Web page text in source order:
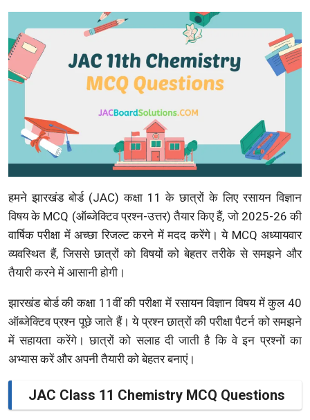
हमने झारखंड बोर्ड (JAC) कक्षा 11 के छात्रों के लिए रसायन विज्ञान
विषय के MCQ (ऑब्जेक्टिव प्रश्न-उत्तर) तैयार किए हैं, जो 2025-26 की
वार्षिक परीक्षा में अच्छा रिजल्ट करने में मदद करेंगे। ये MCQ अध्यायवार
व्यवस्थित हैं, जिससे छात्रों को विषयों को बेहतर तरीके से समझने और
तैयारी करने में आसानी होगी।
झारखंड बोर्ड की कक्षा 11वीं की परीक्षा में रसायन विज्ञान विषय में कुल 40
ऑब्जेक्टिव प्रश्न पूछे जाते हैं। ये प्रश्न छात्रों की परीक्षा पैटर्न को समझने
में सहायता करेंगे। छात्रों को सलाह दी जाती है कि वे इन प्रश्नों का
अभ्यास करें और अपनी तैयारी को बेहतर बनाएं।
JAC Class 11 Chemistry MCQ Questions